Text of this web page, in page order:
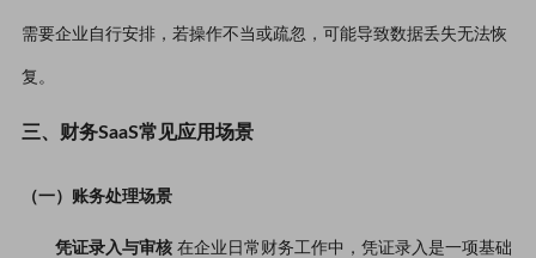
需要企业自行安排，若操作不当或疏忽，可能导致数据丢失无法恢
复。
三、财务SaaS常见应用场景
（一）账务处理场景
凭证录入与审核在企业日常财务工作中，凭证录入是一项基础